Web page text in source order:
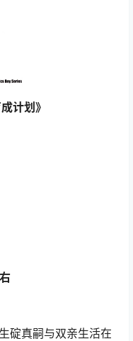
计划 》
碇真嗣与双亲生活在